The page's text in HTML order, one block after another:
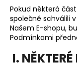
Pokud některá
společně schválili
Našem E-shopu,
Podmínkami
I.
o